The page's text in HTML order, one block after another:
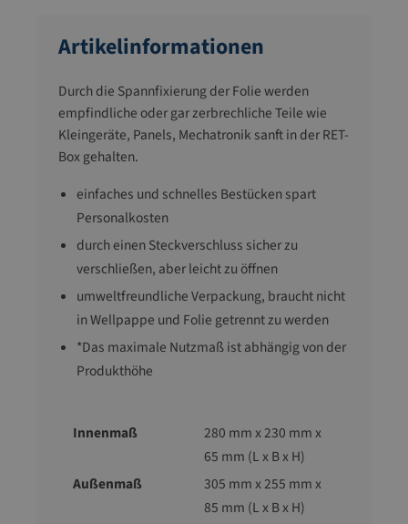
Artikelinformationen
Durch die Spannfixierung der Folie werden
empfindliche oder gar zerbrechliche Teile wie
Kleingeräte, Panels, Mechatronik sanft in der RET-
Box gehalten.
einfaches und schnelles Bestücken spart
Personalkosten
durch einen Steckverschluss sicher zu
verschließen, aber leicht zu öffnen
umweltfreundliche Verpackung, braucht nicht
in Wellpappe und Folie getrennt zu werden
*Das maximale Nutzmaß ist abhängig von der
Produkthöhe
Innenmaß
280 mm x 230 mm x
65 mm (L x B x H)
Außenmaß
305 mm x 255 mm x
85 mm (L x B x H)